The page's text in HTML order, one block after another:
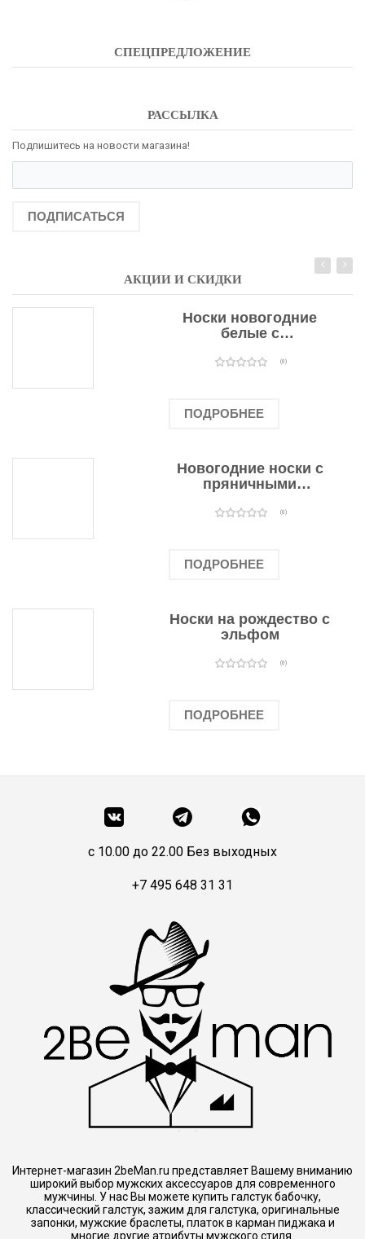
СПЕЦПРЕДЛОЖЕНИЕ
РАССЫЛКА
Подпишитесь на новости магазина!
ПОДПИСАТЬСЯ
АКЦИИ И СКИДКИ
Носки новогодние
белые с
оленями(0)
ПОДРОБНЕЕ
Новогодние носки с
пряничными
(0)
ПОДРОБНЕЕ
Носки на рождество с
эльфом
(0)
ПОДРОБНЕЕ
c 10.00 до 22.00 Без выходных
+7 495 648 31 31
Интернет-магазин 2beMan.ru представляет Вашему вниманию
широкий выбор мужских аксессуаров для современного
мужчины. У нас Вы можете купить галстук бабочку,
классический галстук, зажим для галстука, оригинальные
запонки, мужские браслеты, платок в карман пиджака и
многие другие атрибуты мужского стиля.